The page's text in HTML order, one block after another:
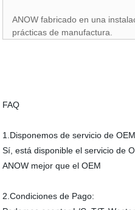
ANOW fabricado en una
prácticas de manufactura.
FAQ
1.Disponemos de servicio de
Sí, está disponible el servicio de
ANOW mejor que el OEM
2.Condiciones de Pago: